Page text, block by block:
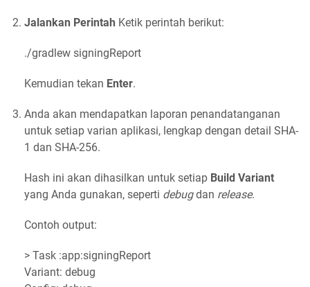
Jalankan Perintah Ketik perintah berikut:
./gradlew signingReport
Kemudian tekan Enter.
Anda akan mendapatkan laporan penandatanganan
untuk setiap varian aplikasi, lengkap dengan detail SHA-
1 dan SHA-256.
Hash ini akan dihasilkan untuk setiap Build Variant
yang Anda gunakan, seperti debugdan release.
Contoh output:
> Task :app:signingReport
Variant: debug